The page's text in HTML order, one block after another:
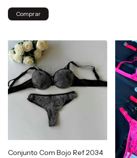
Comprar
Conjunto Com Bojo Ref 2034